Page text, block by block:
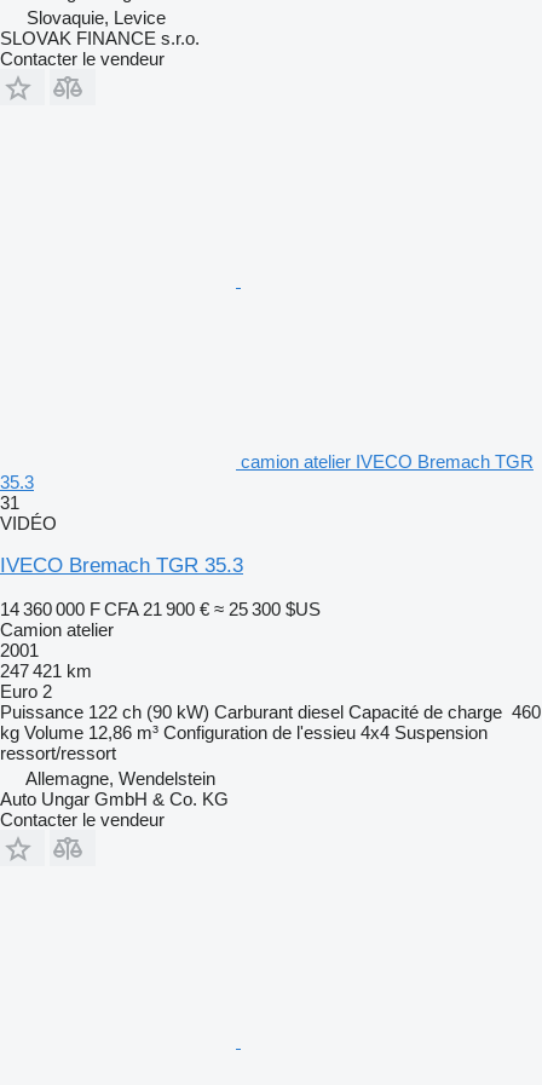
Slovaquie, Levice
SLOVAK FINANCE s.r.o.
Contacter le vendeur
camion atelier IVECO Bremach TGR
35.3
31
VIDÉO
IVECO Bremach TGR 35.3
14 360 000 F CFA 21 900 € ≈ 25 300 $US
Camion atelier
2001
247 421 km
Euro 2
Puissance 122 ch (90 kW) Carburant diesel Capacité de charge 460
kg Volume 12,86 m³ Configuration de l'essieu 4x4 Suspension
ressort/ressort
Allemagne, Wendelstein
Auto Ungar GmbH & Co. KG
Contacter le vendeur